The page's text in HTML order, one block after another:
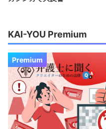
KAI-YOU Premium
Premium